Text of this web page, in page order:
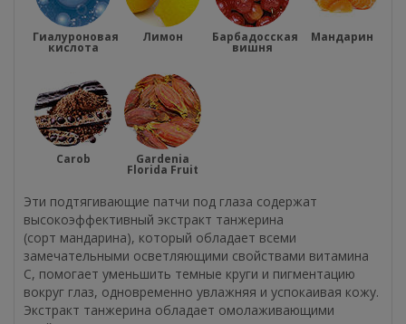
Гиалуроновая
кислота
Лимон Барбадосская
вишня
Мандарин
Carob Gardenia
Florida Fruit
Эти подтягивающие патчи под глаза содержат
высокоэффективный экстракт танжерина
(сорт мандарина), который обладает всеми
замечательными осветляющими свойствами витамина
С, помогает уменьшить темные круги и пигментацию
вокруг глаз, одновременно увлажняя и успокаивая кожу.
Экстракт танжерина обладает омолаживающими